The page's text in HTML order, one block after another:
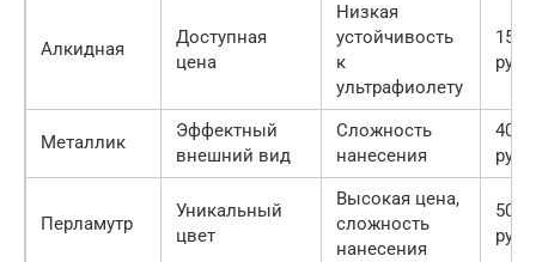
Алкидная
Доступная
цена
Низкая
устойчивость
к
ультрафиолету
руб.
Металлик
Эффектный
внешний вид
Сложность
нанесения
руб.
Перламутр
Уникальный
цвет
Высокая цена,
сложность
нанесения
руб.